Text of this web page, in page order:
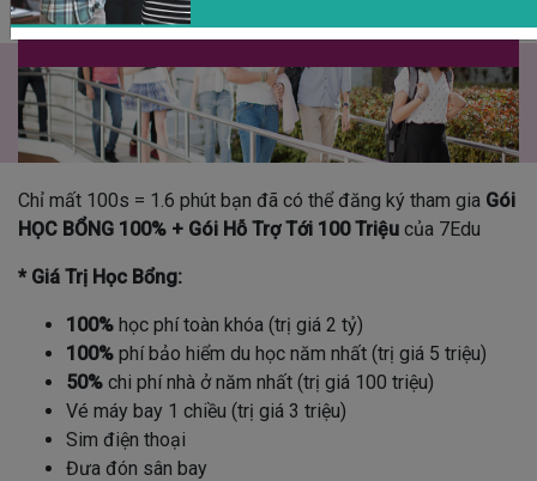
26/04/2021
Chỉ mất 100s = 1.6 phút bạn đã có thể đăng ký tham gia Gói
HỌC BỔNG 100% + Gói Hỗ Trợ Tới 100 Triệu của 7Edu
* Giá Trị Học Bổng:
100% học phí toàn khóa (trị giá 2 tỷ)
100% phí bảo hiểm du học năm nhất (trị giá 5 triệu)
50% chi phí nhà ở năm nhất (trị giá 100 triệu)
Vé máy bay 1 chiều (trị giá 3 triệu)
Sim điện thoại
Đưa đón sân bay